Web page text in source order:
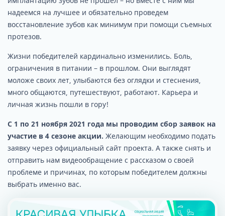
надеемся на лучшее и обязательно проведем
восстановление зубов как минимум при помощи съемных
протезов.
Жизни победителей кардинально изменились. Боль,
ограничения в питании – в прошлом. Они выглядят
моложе своих лет, улыбаются без оглядки и стеснения,
много общаются, путешествуют, работают. Карьера и
личная жизнь пошли в гору!
С 1 по 21 ноября 2021 года мы проводим сбор заявок на
участие в 4 сезоне акции. Желающим необходимо подать
заявку через официальный сайт проекта. А также снять и
отправить нам видеообращение с рассказом о своей
проблеме и причинах, по которым победителем должны
выбрать именно вас.